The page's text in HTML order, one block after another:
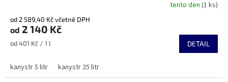
tento den (1 ks)
od 2 589,40 Kč včetně DPH
od 2 140 Kč
Měrná
od 401 Kč / 1 l DETAIL
kanystr 5 litr kanystr 25 litr